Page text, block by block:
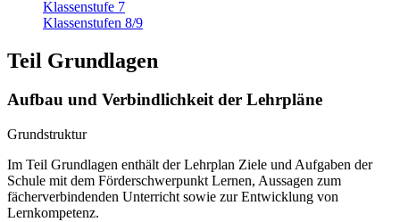
Klassenstufe 7
Klassenstufen 8/9
Teil Grundlagen
Aufbau und Verbindlichkeit der Lehrpläne
Grundstruktur
Im Teil Grundlagen enthält der Lehrplan Ziele und Aufgaben der
Schule mit dem Förderschwerpunkt Lernen, Aussagen zum
fächerverbindenden Unterricht sowie zur Entwicklung von
Lernkompetenz.